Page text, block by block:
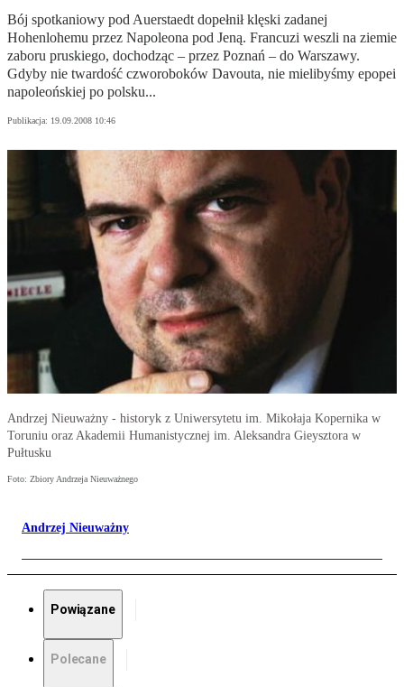
Bój spotkaniowy pod Auerstaedt dopełnił klęski zadanej
Hohenlohemu przez Napoleona pod Jeną. Francuzi weszli na ziemie
zaboru pruskiego, dochodząc – przez Poznań – do Warszawy.
Gdyby nie twardość czworoboków Davouta, nie mielibyśmy epopei
napoleońskiej po polsku...
Publikacja: 19.09.2008 10:46
Andrzej Nieuważny - historyk z Uniwersytetu im. Mikołaja Kopernika w
Toruniu oraz Akademii Humanistycznej im. Aleksandra Gieysztora w
Pułtusku
Foto: Zbiory Andrzeja Nieuważnego
Andrzej Nieuważny
Powiązane
Polecane